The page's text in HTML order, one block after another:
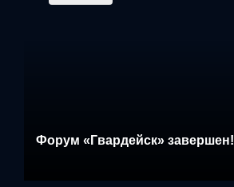
Форум «Гвардейск» завершен!